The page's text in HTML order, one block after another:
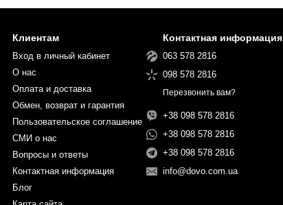
Клиентам
Вход в личный кабинет
О нас
Оплата и доставка
Обмен, возврат и гарантия
Пользовательское соглашение
СМИ о нас
Вопросы и ответы
Контактная информация
Блог
Контактная информация
063 578 2816
098 578 2816
Перезвонить вам?
+38 098 578 2816
+38 098 578 2816
+38 098 578 2816
info@dovo.com.ua